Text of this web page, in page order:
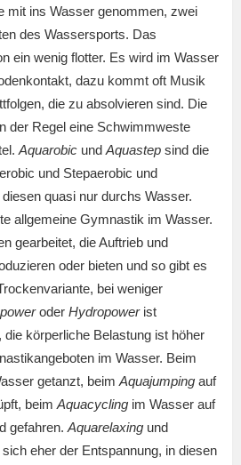
mit ins Wasser genommen, zwei
des Wassersports. Das
ein wenig flotter. Es wird im Wasser
dazu kommt oft Musik
die zu absolvieren sind. Die
der Regel eine Schwimmweste
Aquarobic und Aquastep sind die
und Stepaerobic und
quasi nur durchs Wasser.
allgemeine Gymnastik im Wasser.
gearbeitet, die Auftrieb und
oder bieten und so gibt es
bei weniger
oder Hydropowerist
körperliche Belastung ist höher
im Wasser. Beim
getanzt, beim Aquajumping auf
beim Aquacycling im Wasser auf
gefahren. Aquarelaxing und
eher der Entspannung, in diesen